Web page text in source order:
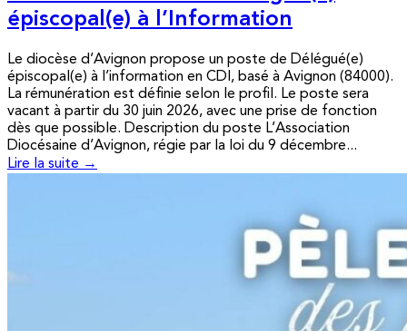
épiscopal(e) à l’Information
Le diocèse d’Avignon propose un poste de Délégué(e)
épiscopal(e) à l’information en CDI, basé à Avignon (84000).
La rémunération est définie selon le profil. Le poste sera
vacant à partir du 30 juin 2026, avec une prise de fonction
dès que possible. Description du poste L’Association
Diocésaine d’Avignon, régie par la loi du 9 décembre...
Lire la suite →